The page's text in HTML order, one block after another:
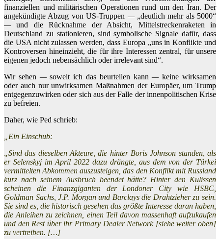
finanziellen und militärischen Operationen rund um den Iran. Der
angekündigte Abzug von US-Truppen —„deutlich mehr als 5000“
—und die Rücknahme der Absicht, Mittelstreckenraketen in
Deutschland zu stationieren, sind symbolische Signale dafür, dass
die USA nicht zulassen werden, dass Europa „uns in Konflikte und
Kontroversen hineinzieht, die für ihre Interessen zentral, für unsere
eigenen jedoch nebensächlich oder irrelevant sind“.
Wir sehen —soweit ich das beurteilen kann—keine wirksamen
oder auch nur unwirksamen Maßnahmen der Europäer, um Trump
entgegenzuwirken oder sich aus der Falle der innenpolitischen Krise
zu befreien.
Daher, wie Ped schrieb:
„Ein Einschub:
„Sind das dieselben Akteure, die hinter Boris Johnson standen, als
er Selenskyj im April 2022 dazu drängte, aus dem von der Türkei
vermittelten Abkommen auszusteigen, das den Konflikt mit Russland
kurz nach seinem Ausbruch beendet hätte? Hinter den Kulissen
scheinen die Finanzgiganten der Londoner City wie HSBC,
Goldman Sachs, J.P. Morgan und Barclays die Drahtzieher zu sein.
Sie sind es, die historisch gesehen das größte Interesse daran haben,
die Anleihen zu zeichnen, einen Teil davon massenhaft aufzukaufen
und den Rest über ihr Primary Dealer Network [siehe weiter oben]
zu vertreiben. […]